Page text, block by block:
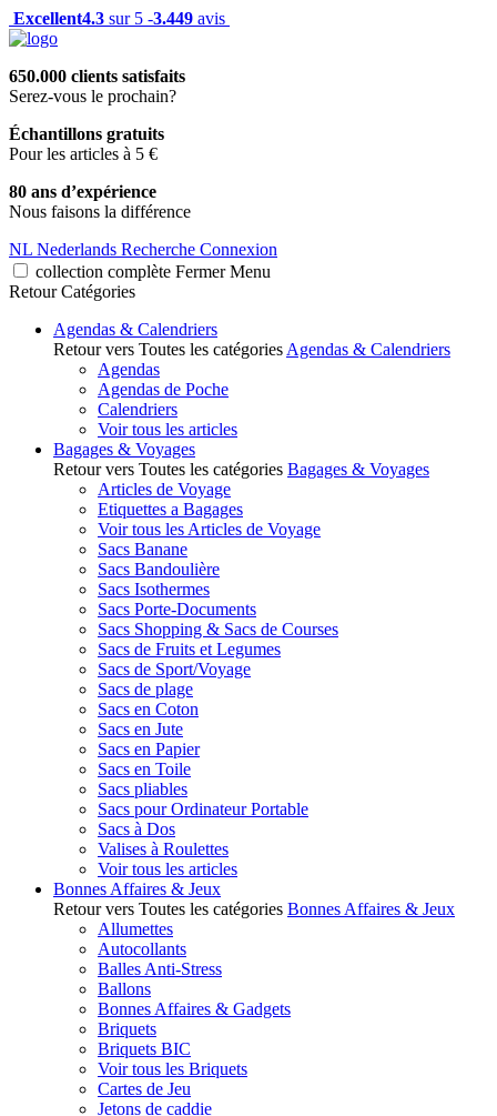
Excellent4.3 sur 5 -3.449 avis
650.000 clients satisfaits
Serez-vous le prochain?
Échantillons gratuits
Pour les articles à 5 €
80 ans d’expérience
Nous faisons la différence
NL Nederlands Recherche Connexion
collection complète Fermer Menu
Retour Catégories
Agendas & Calendriers
Retour vers Toutes les catégories Agendas & Calendriers
Agendas
Agendas de Poche
Calendriers
Voir tous les articles
Bagages & Voyages
Retour vers Toutes les catégories Bagages & Voyages
Articles de Voyage
Etiquettes a Bagages
Voir tous les Articles de Voyage
Sacs Banane
Sacs Bandoulière
Sacs Isothermes
Sacs Porte-Documents
Sacs Shopping & Sacs de Courses
Sacs de Fruits et Legumes
Sacs de Sport/Voyage
Sacs de plage
Sacs en Coton
Sacs en Jute
Sacs en Papier
Sacs en Toile
Sacs pliables
Sacs pour Ordinateur Portable
Sacs à Dos
Valises à Roulettes
Voir tous les articles
Bonnes Affaires & Jeux
Retour vers Toutes les catégories Bonnes Affaires & Jeux
Allumettes
Autocollants
Balles Anti-Stress
Ballons
Bonnes Affaires & Gadgets
Briquets
Briquets BIC
Voir tous les Briquets
Cartes de Jeu
Jetons de caddie